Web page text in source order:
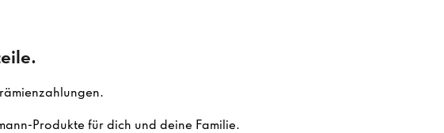
Produkte für dich und deine Familie.